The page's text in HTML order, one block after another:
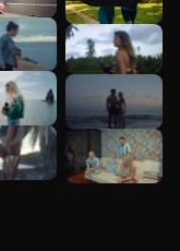
Mehr
anzeigen